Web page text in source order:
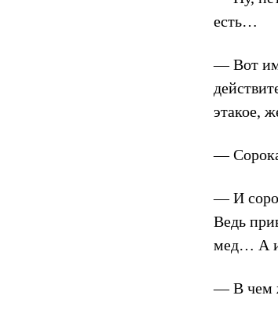
есть…
— Вот
этакое,
—
— И
Ведь
мед… А и
— В чем